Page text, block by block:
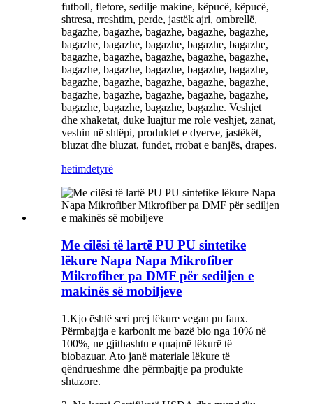
futboll, fletore, sedilje makine, këpucë, këpucë,
shtresa, rreshtim, perde, jastëk ajri, ombrellë,
bagazhe, bagazhe, bagazhe, bagazhe, bagazhe,
bagazhe, bagazhe, bagazhe, bagazhe, bagazhe,
bagazhe, bagazhe, bagazhe, bagazhe, bagazhe,
bagazhe, bagazhe, bagazhe, bagazhe, bagazhe,
bagazhe, bagazhe, bagazhe, bagazhe, bagazhe,
bagazhe, bagazhe, bagazhe, bagazhe, bagazhe,
bagazhe, bagazhe, bagazhe, bagazhe. Veshjet
dhe xhaketat, duke luajtur me role veshjet, zanat,
veshin në shtëpi, produktet e dyerve, jastëkët,
bluzat dhe bluzat, fundet, rrobat e banjës, drapes.
hetimdetyrë
Me cilësi të lartë PU PU sintetike
lëkure Napa Napa Mikrofiber
Mikrofiber pa DMF për sediljen e
makinës së mobiljeve
1.Kjo është seri prej lëkure vegan pu faux.
Përmbajtja e karbonit me bazë bio nga 10% në
100%, ne gjithashtu e quajmë lëkurë të
biobazuar. Ato janë materiale lëkure të
qëndrueshme dhe përmbajtje pa produkte
shtazore.